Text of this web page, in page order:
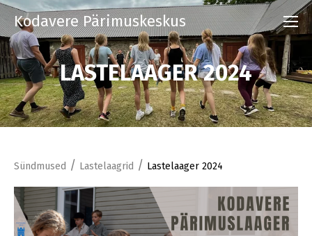
Kodavere Pärimuskeskus
LASTELAAGER 2024
Sündmused / Lastelaagrid / Lastelaager 2024